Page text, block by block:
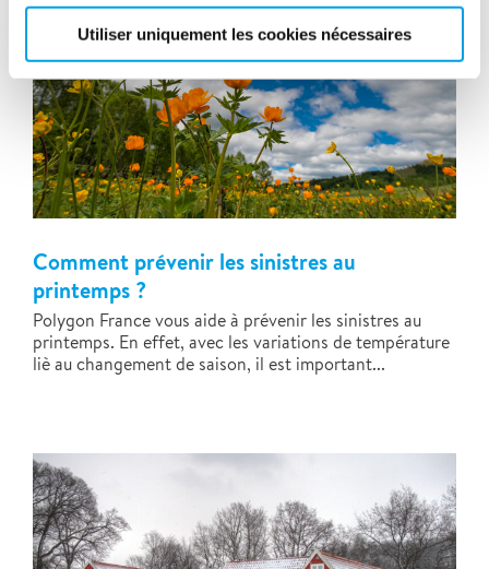
Utiliser uniquement les cookies nécessaires
Comment prévenir les sinistres au
printemps ?
Polygon France vous aide à prévenir les sinistres au
printemps. En effet, avec les variations de température
liè au changement de saison, il est important...